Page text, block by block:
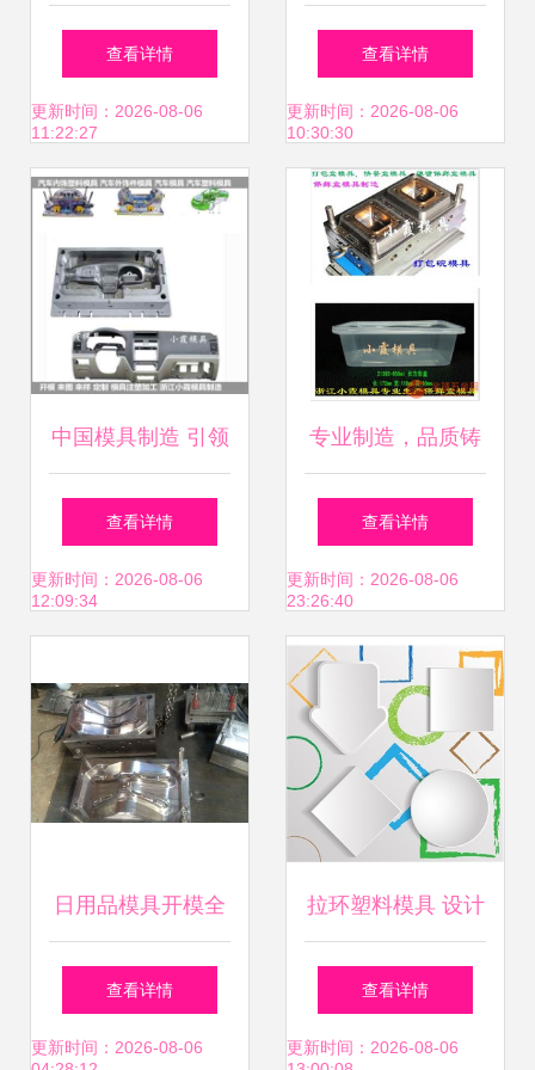
塑胶模具的制造与
注塑件加工定制
查看详情
更新时间：2026-08-06
11:22:27
BLLT-28及货架线
棒系统 先进先出仓
储解决方案的专业
解析
查看详情
更新时间：2026-08-06
10:30:30
中国模具制造 引领
保险杠塑料模具与
大包围塑胶模具加
查看详情
更新时间：2026-08-06
12:09:34
专业制造，品质铸
就 探索四格塑胶快
餐盒模具的开模奥
查看详情
更新时间：2026-08-06
23:26:40
日用品模具开模全
览 晾衣架、衣架与
垃圾桶的精密制造
查看详情
更新时间：2026-08-06
拉环塑料模具 设计
要点、模板选择与
行业应用全解析
查看详情
更新时间：2026-08-06